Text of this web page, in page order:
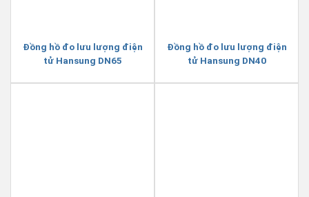
Đồng hồ đo lưu lượng điện
tử Hansung DN65
Đồng hồ đo lưu lượng điện
tử Hansung DN40